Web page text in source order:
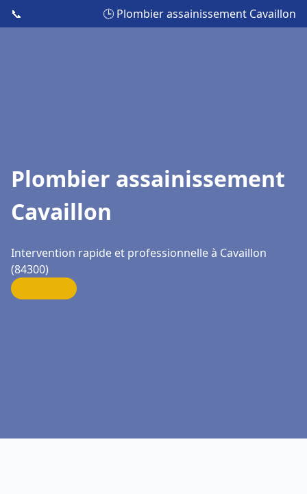
📞 🕒 Plombier assainissement Cavaillon
Plombier assainissement
Cavaillon
Intervention rapide et professionnelle à Cavaillon
(84300)